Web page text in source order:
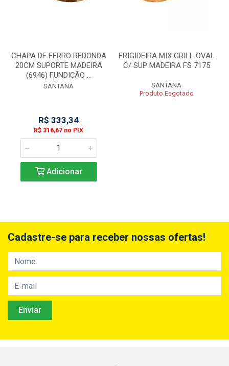
CHAPA DE FERRO REDONDA
20CM SUPORTE MADEIRA
(6946) FUNDIÇÃO ...
SANTANA
R$ 333,34
R$ 316,67 no PIX
Adicionar
FRIGIDEIRA MIX GRILL OVAL
C/ SUP MADEIRA FS 7175
SANTANA
Produto Esgotado
Cadastre-se para receber nossas ofertas!